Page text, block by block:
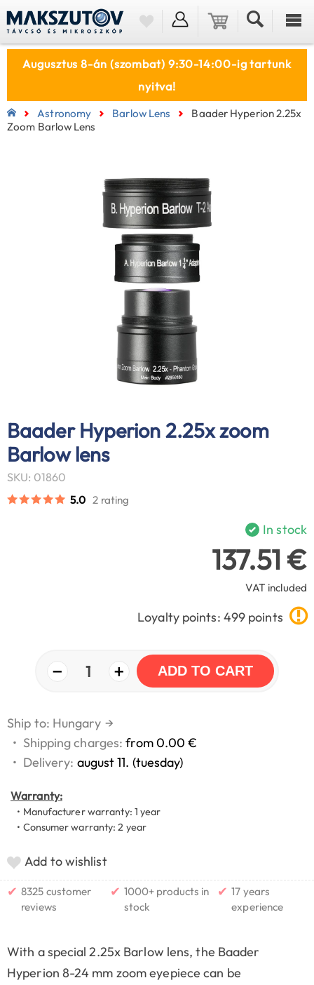
Augusztus 8-án (szombat) 9:30-14:00-ig tartunk
nyitva!
Astronomy Barlow Lens
Baader Hyperion 2.25x
Zoom Barlow Lens
Baader Hyperion 2.25x zoom
Barlow lens
SKU: 01860
5.0 2 rating
In stock
137.51 €
VAT included
Loyalty points: 499 points
− 1 + ADD TO CART
Ship to: Hungary →
• Shipping charges:from 0.00 €
• Delivery: august 11. (tuesday)
Warranty:
• Manufacturer warranty: 1 year
• Consumer warranty: 2 year
Add to wishlist
✔ 8325 customer
reviews
✔ 1000+ products in
stock
✔ 17 years
experience
With a special 2.25x Barlow lens, the Baader
Hyperion 8-24 mm zoom eyepiece can be